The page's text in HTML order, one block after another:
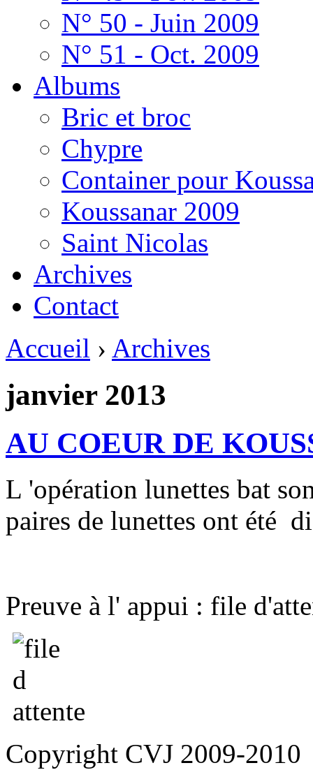
N° 50 - Juin 2009
N° 51 - Oct. 2009
Albums
Bric et broc
Chypre
Container pour
Koussanar 2009
Saint Nicolas
Archives
Contact
Accueil › Archives
janvier 2013
AU COEUR DE
L 'opération lunettes bat
paires de lunettes ont été
Preuve à l' appui : file
Copyright CVJ 2009-2010